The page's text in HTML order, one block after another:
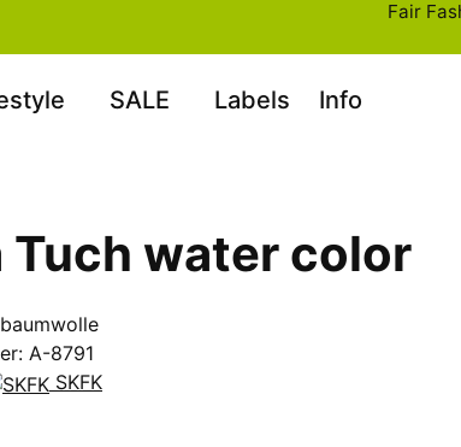
Fair
SALE Labels Info
Tuch water color
A-8791
SKFK